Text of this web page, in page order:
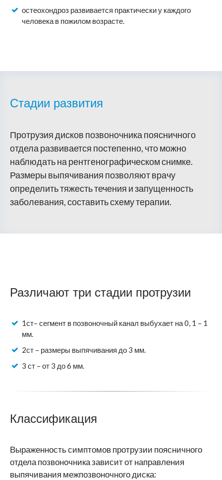
остеохондроз развивается практически у каждого
человека в пожилом возрасте.
Стадии развития
Протрузия дисков позвоночника поясничного
отдела развивается постепенно, что можно
наблюдать на рентгенографическом снимке.
Размеры выпячивания позволяют врачу
определить тяжесть течения и запущенность
заболевания, составить схему терапии.
Различают три стадии протрузии
1ст– сегмент в позвоночный канал выбухает на 0, 1 – 1
мм.
2ст – размеры выпячивания до 3 мм.
3 ст – от 3 до 6 мм.
Классификация
Выраженность симптомов протрузии поясничного
отдела позвоночника зависит от направления
выпячивания межпозвоночного диска: